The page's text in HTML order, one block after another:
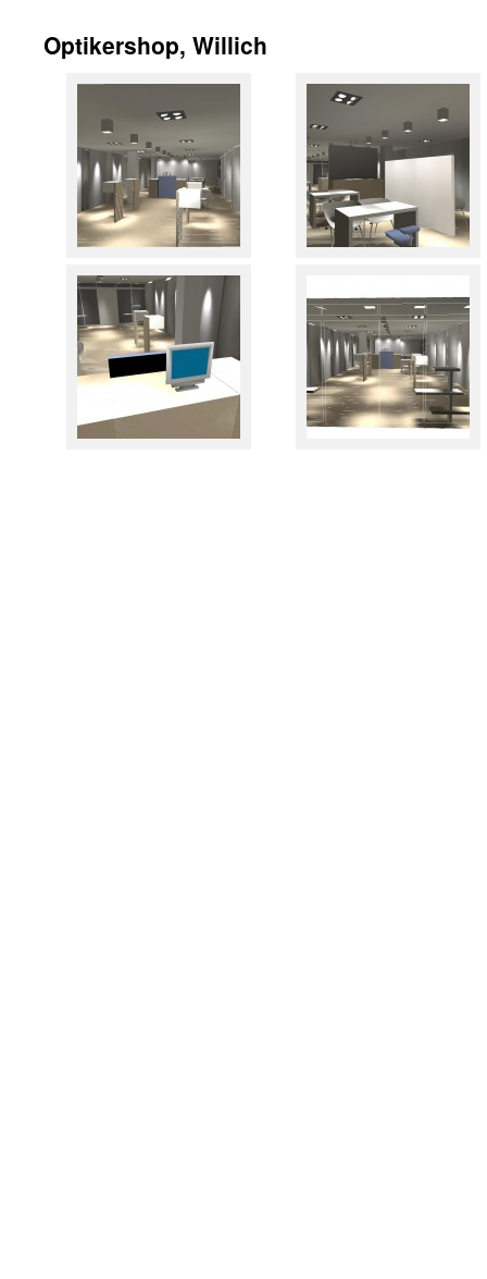
Optikershop, Willich